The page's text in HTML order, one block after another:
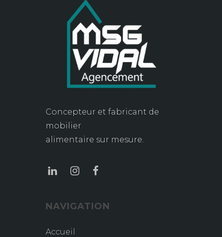
Concepteur et fabricant de
mobilier
alimentaire sur mesure.
NAVIGATION
Accueil